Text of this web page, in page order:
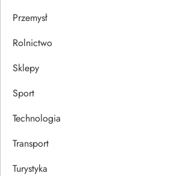
Przemysł
Rolnictwo
Sklepy
Sport
Technologia
Transport
Turystyka